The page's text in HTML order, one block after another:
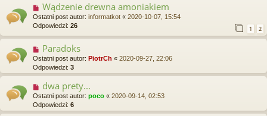
Wądzenie drewna amoniakiem
Ostatni post autor: informatkot « 2020-10-07, 15:54
Odpowiedzi: 26 1 2
Paradoks
Ostatni post autor: PiotrCh « 2020-09-27, 22:06
Odpowiedzi: 3
dwa prety...
Ostatni post autor: poco « 2020-09-14, 02:53
Odpowiedzi: 6